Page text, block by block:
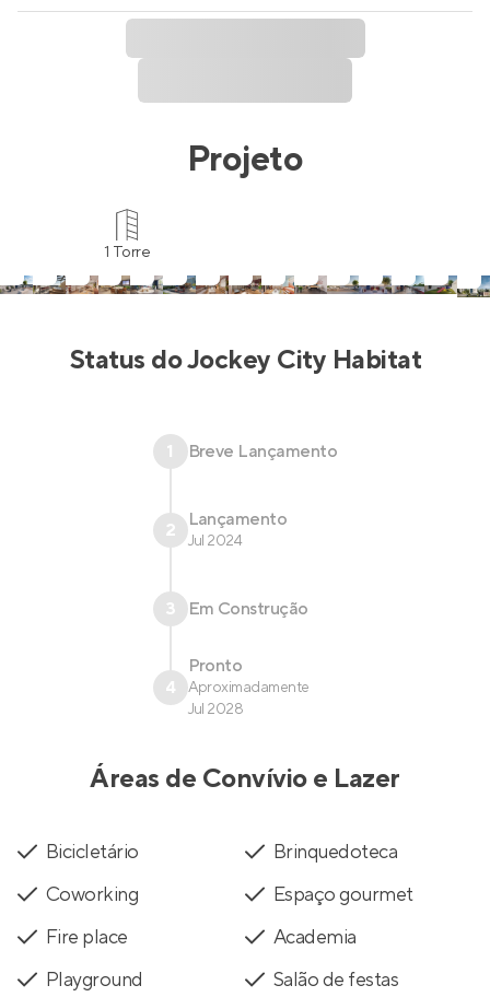
Projeto
1 Torre
Status doJockey City Habitat
1 Breve Lançamento
2 Lançamento
Jul 2024
3 Em Construção
4
Pronto
Aproximadamente
Jul 2028
Áreas de Convívio e Lazer
Bicicletário
Brinquedoteca
Coworking
Espaço gourmet
Fire place
Academia
Playground
Salão de festas